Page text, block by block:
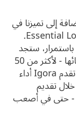
إلى تميزنا في
ستجد
أن Igora قدمت المزيد من الأبداع لشركائها - لأكثر من 50
عامًا. مرحبًا بكم في عالم الألوان المثالية. تقدم Igora أداء
تقديم
عالية الجودة، وتقديم أداء 100٪ - حتى في أصعب